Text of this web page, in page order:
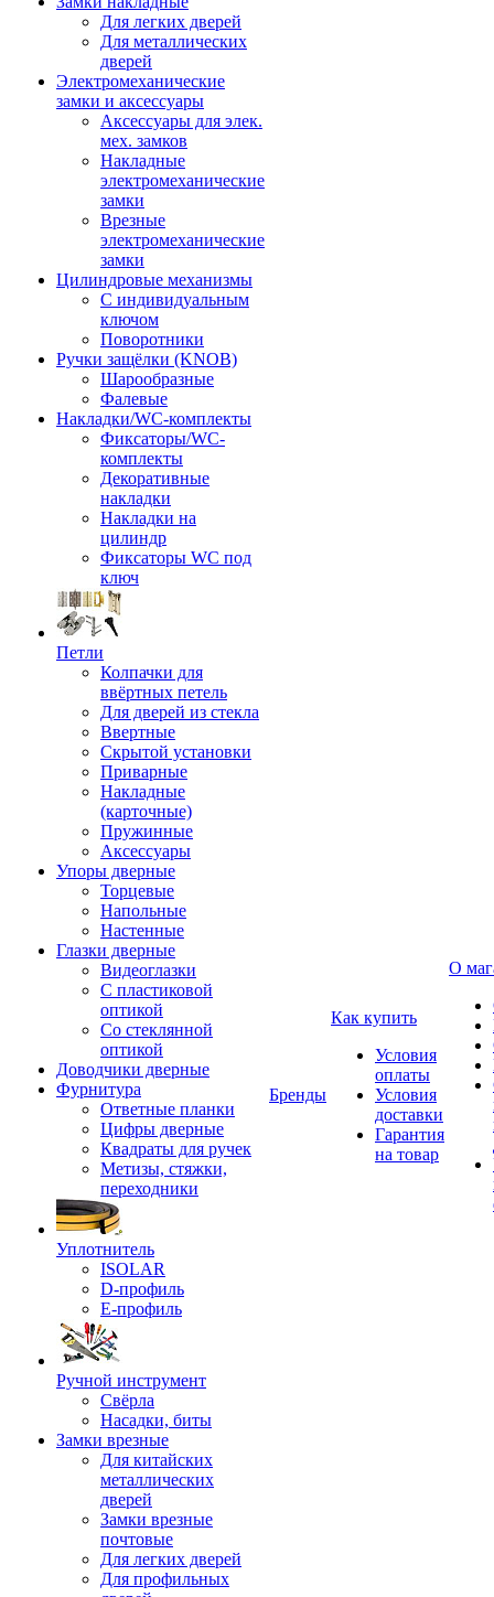
Для легких дверей
Для металлических
дверей
Электромеханические
замки и аксессуары
Аксессуары для элек.
мех. замков
Накладные
электромеханические
замки
Врезные
электромеханические
замки
Цилиндровые механизмы
С индивидуальным
ключом
Поворотники
Ручки защёлки (KNOB)
Шарообразные
Фалевые
Накладки/WC-комплекты
Фиксаторы/WC-
комплекты
Декоративные
накладки
Накладки на
цилиндр
Фиксаторы WC под
ключ
Петли
Колпачки для
ввёртных петель
Для дверей из стекла
Ввертные
Скрытой установки
Приварные
Накладные
(карточные)
Пружинные
Аксессуары
Упоры дверные
Торцевые
Напольные
Настенные
Глазки дверные
Видеоглазки
С пластиковой
оптикой
Со стеклянной
оптикой
Доводчики дверные
Фурнитура
Ответные планки
Цифры дверные
Квадраты для ручек
Метизы, стяжки,
переходники
Уплотнитель
ISOLAR
D-профиль
Е-профиль
Ручной инструмент
Свёрла
Насадки, биты
Замки врезные
Для китайских
металлических
дверей
Замки врезные
почтовые
Для легких дверей
Для профильных
Бренды
Как купить
Условия
оплаты
Условия
доставки
Гарантия
на товар
О